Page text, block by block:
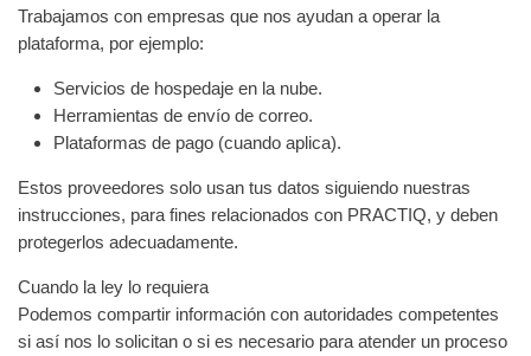
Trabajamos con empresas que nos ayudan a operar la
plataforma, por ejemplo:
Servicios de hospedaje en la nube.
Herramientas de envío de correo.
Plataformas de pago (cuando aplica).
Estos proveedores solo usan tus datos siguiendo nuestras
instrucciones, para fines relacionados con PRACTIQ, y deben
protegerlos adecuadamente.
Cuando la ley lo requiera
Podemos compartir información con autoridades competentes
si así nos lo solicitan o si es necesario para atender un proceso